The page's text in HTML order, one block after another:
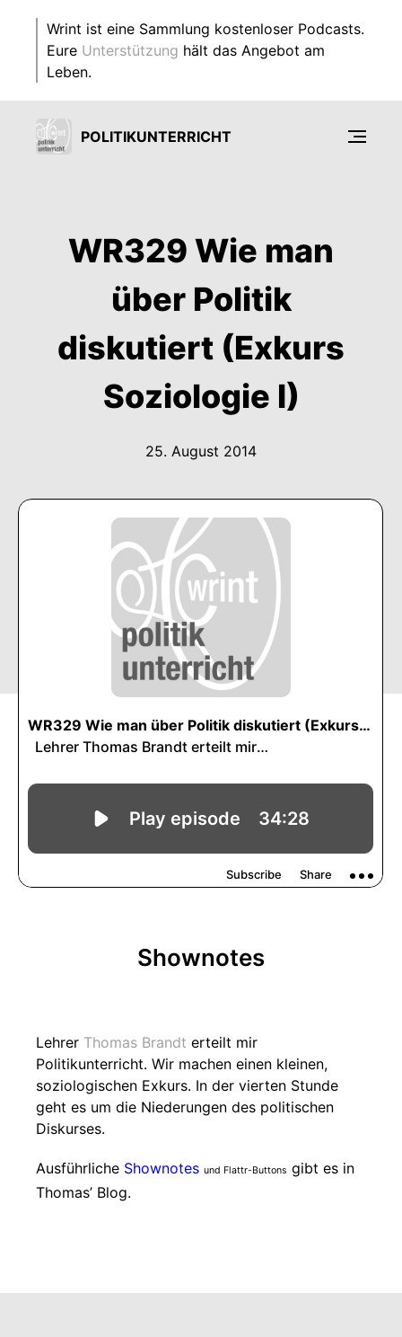
Wrint ist eine Sammlung kostenloser Podcasts.
Eure Unterstützung hält das Angebot am
Leben.
POLITIKUNTERRICHT
WR329 Wie man
über Politik
diskutiert (Exkurs
Soziologie I)
25. August 2014
Shownotes
Lehrer Thomas Brandt erteilt mir
Politikunterricht. Wir machen einen kleinen,
soziologischen Exkurs. In der vierten Stunde
geht es um die Niederungen des politischen
Diskurses.
Ausführliche Shownotes und Flattr-Buttons gibt es in
Thomas’ Blog.